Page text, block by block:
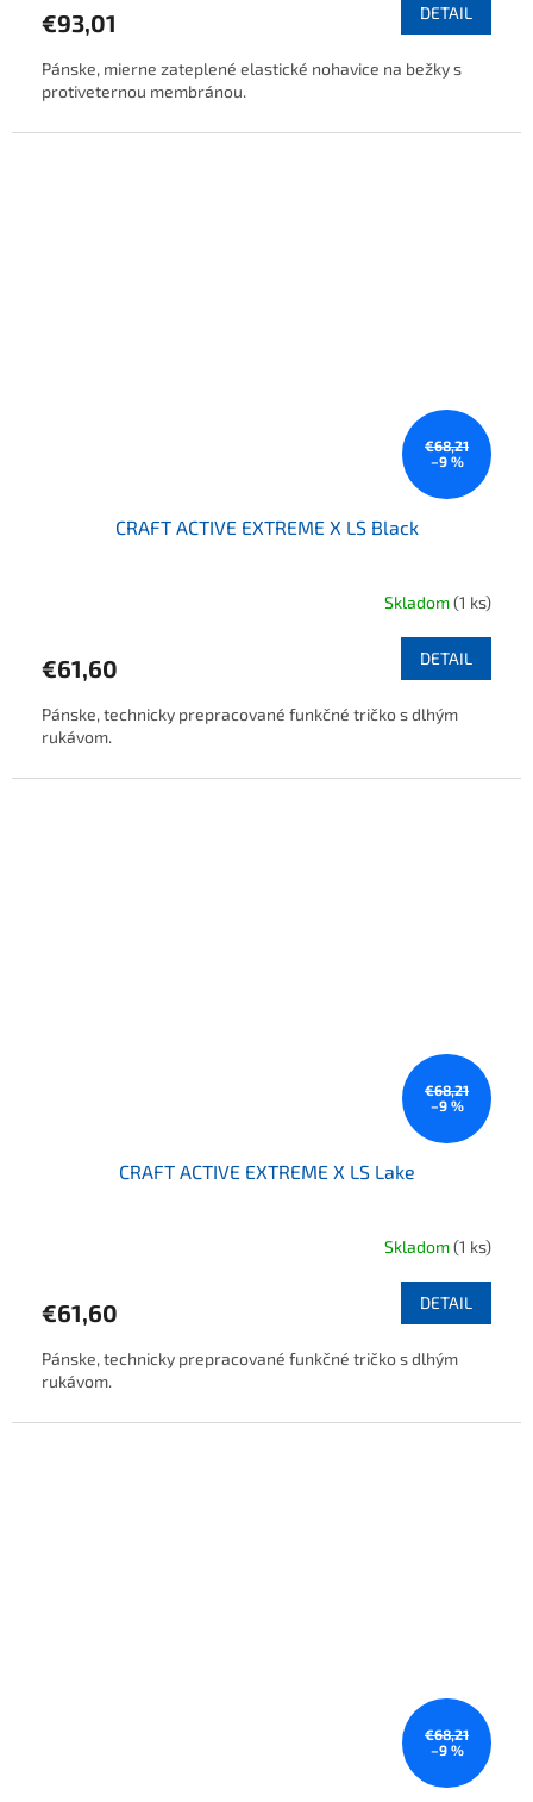
€93,01 DETAIL
Pánske, mierne zateplené elastické nohavice na bežky s
protiveternou membránou.
€68,21
–9 %
CRAFT ACTIVE EXTREME X LS Black
Skladom(1 ks)
€61,60 DETAIL
Pánske, technicky prepracované funkčné tričko s dlhým
rukávom.
€68,21
–9 %
CRAFT ACTIVE EXTREME X LS Lake
Skladom(1 ks)
€61,60 DETAIL
Pánske, technicky prepracované funkčné tričko s dlhým
rukávom.
€68,21
–9 %